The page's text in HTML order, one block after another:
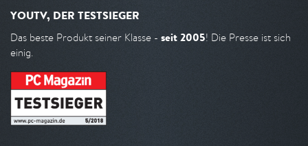
YOUTV, DER TESTSIEGER
Das beste Produkt seiner Klasse - seit 2005! Die Presse ist sich
einig.